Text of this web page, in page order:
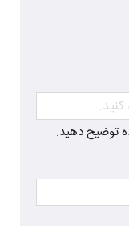
توضیح دهید.